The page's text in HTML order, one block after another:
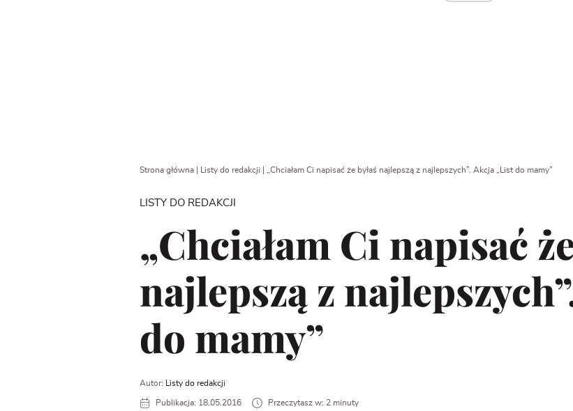
Strona główna| Listy do redakcji „Chciałam Ci napisać że byłaś najlepszą z najlepszych”. Akcja „List do mamy”
LISTY DO REDAKCJI
„Chciałam Ci napisać
najlepszą z
do mamy”
Autor: Listy do redakcji
Publikacja: 18.05.2016 Przeczytasz w: 2 minuty